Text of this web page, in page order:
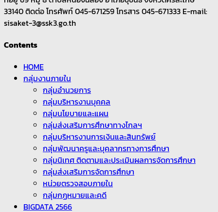
33140 ติดต่อ โทรศัพท์ 045-671259 โทรสาร 045-671333 E-mail:
sisaket-3@ssk3.go.th
Contents
HOME
กลุ่มงานภายใน
กลุ่มอำนวยการ
กลุ่มบริหารงานบุคคล
กลุ่มนโยบายและแผน
กลุ่มส่งเสริมการศึกษาทางไกลฯ
กลุ่มบริหารงานการเงินและสินทรัพย์
กลุ่มพัฒนาครูและบุคลากรทางการศึกษา
กลุ่มนิเทศ ติดตามและประเมินผลการจัดการศึกษา
กลุ่มส่งเสริมการจัดการศึกษา
หน่วยตรวจสอบภายใน
กลุ่มกฏหมายและคดี
BIGDATA 2566